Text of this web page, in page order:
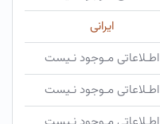
ایرانی
اطـلاعاتی مـوجود نـیست
اطـلاعاتی مـوجود نـیست